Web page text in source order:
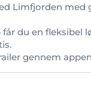
Limfjorden
får du en fleksibel
gennem